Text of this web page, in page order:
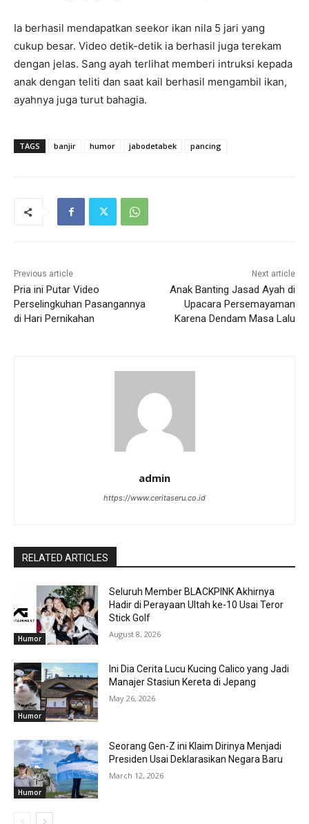
Ia berhasil mendapatkan seekor ikan nila 5 jari yang
cukup besar. Video detik-detik ia berhasil juga terekam
dengan jelas. Sang ayah terlihat memberi intruksi kepada
anak dengan teliti dan saat kail berhasil mengambil ikan,
ayahnya juga turut bahagia.
TAGS banjir humor jabodetabek pancing
Previous article
Pria ini Putar Video
Perselingkuhan Pasangannya
di Hari Pernikahan
Next article
Anak Banting Jasad Ayah di
Upacara Persemayaman
Karena Dendam Masa Lalu
admin
https://www.ceritaseru.co.id
RELATED ARTICLES
Humor
Seluruh Member BLACKPINK Akhirnya
Hadir di Perayaan Ultah ke-10 Usai Teror
Stick Golf
August 8, 2026
Humor
Ini Dia Cerita Lucu Kucing Calico yang Jadi
Manajer Stasiun Kereta di Jepang
May 26, 2026
Humor
Seorang Gen-Z ini Klaim Dirinya Menjadi
Presiden Usai Deklarasikan Negara Baru
March 12, 2026